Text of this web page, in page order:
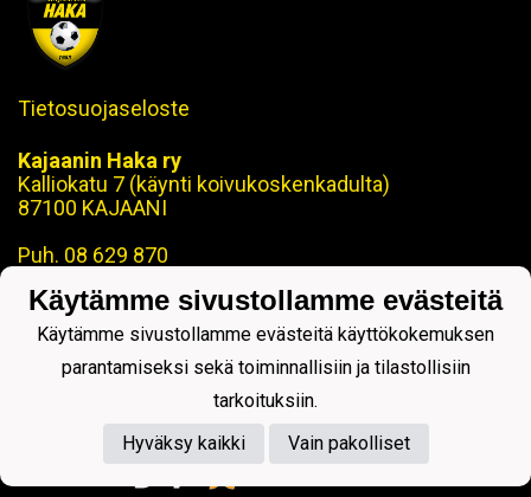
Tietosuojaseloste
Kajaanin Haka ry
Kalliokatu 7 (käynti koivukoskenkadulta)
87100 KAJAANI
Puh. 08 629 870
toimisto@kajaaninhaka.fi
ohjaus@kajaaninhaka.fi
Powered by
Käytämme sivustollamme evästeitä
Käytämme sivustollamme evästeitä käyttökokemuksen
parantamiseksi sekä toiminnallisiin ja tilastollisiin
tarkoituksiin.
Hyväksy kaikki
Vain pakolliset